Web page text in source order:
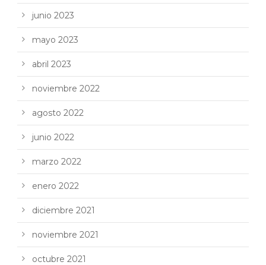
junio 2023
mayo 2023
abril 2023
noviembre 2022
agosto 2022
junio 2022
marzo 2022
enero 2022
diciembre 2021
noviembre 2021
octubre 2021